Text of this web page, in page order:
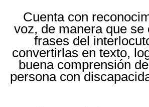
Cuenta con
voz, de manera que se
frases del
convertirlas en texto,
buena comprensión
persona con